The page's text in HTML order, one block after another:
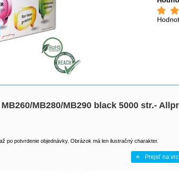
MB280/MB290 black 5000 str.-
po potvrdenie objednávky. Obrázok má len ilustračný charakter.
Prejsť na